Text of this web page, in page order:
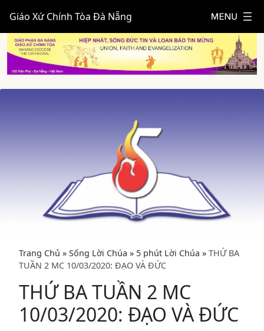
Giáo Xứ Chính Tòa Đà Nẵng
Trang Chủ » Sống Lời Chúa » 5 phút Lời Chúa » THỨ BA
TUẦN 2 MC 10/03/2020: ĐẠO VÀ ĐỨC
THỨ BA TUẦN 2 MC
10/03/2020: ĐẠO VÀ ĐỨC